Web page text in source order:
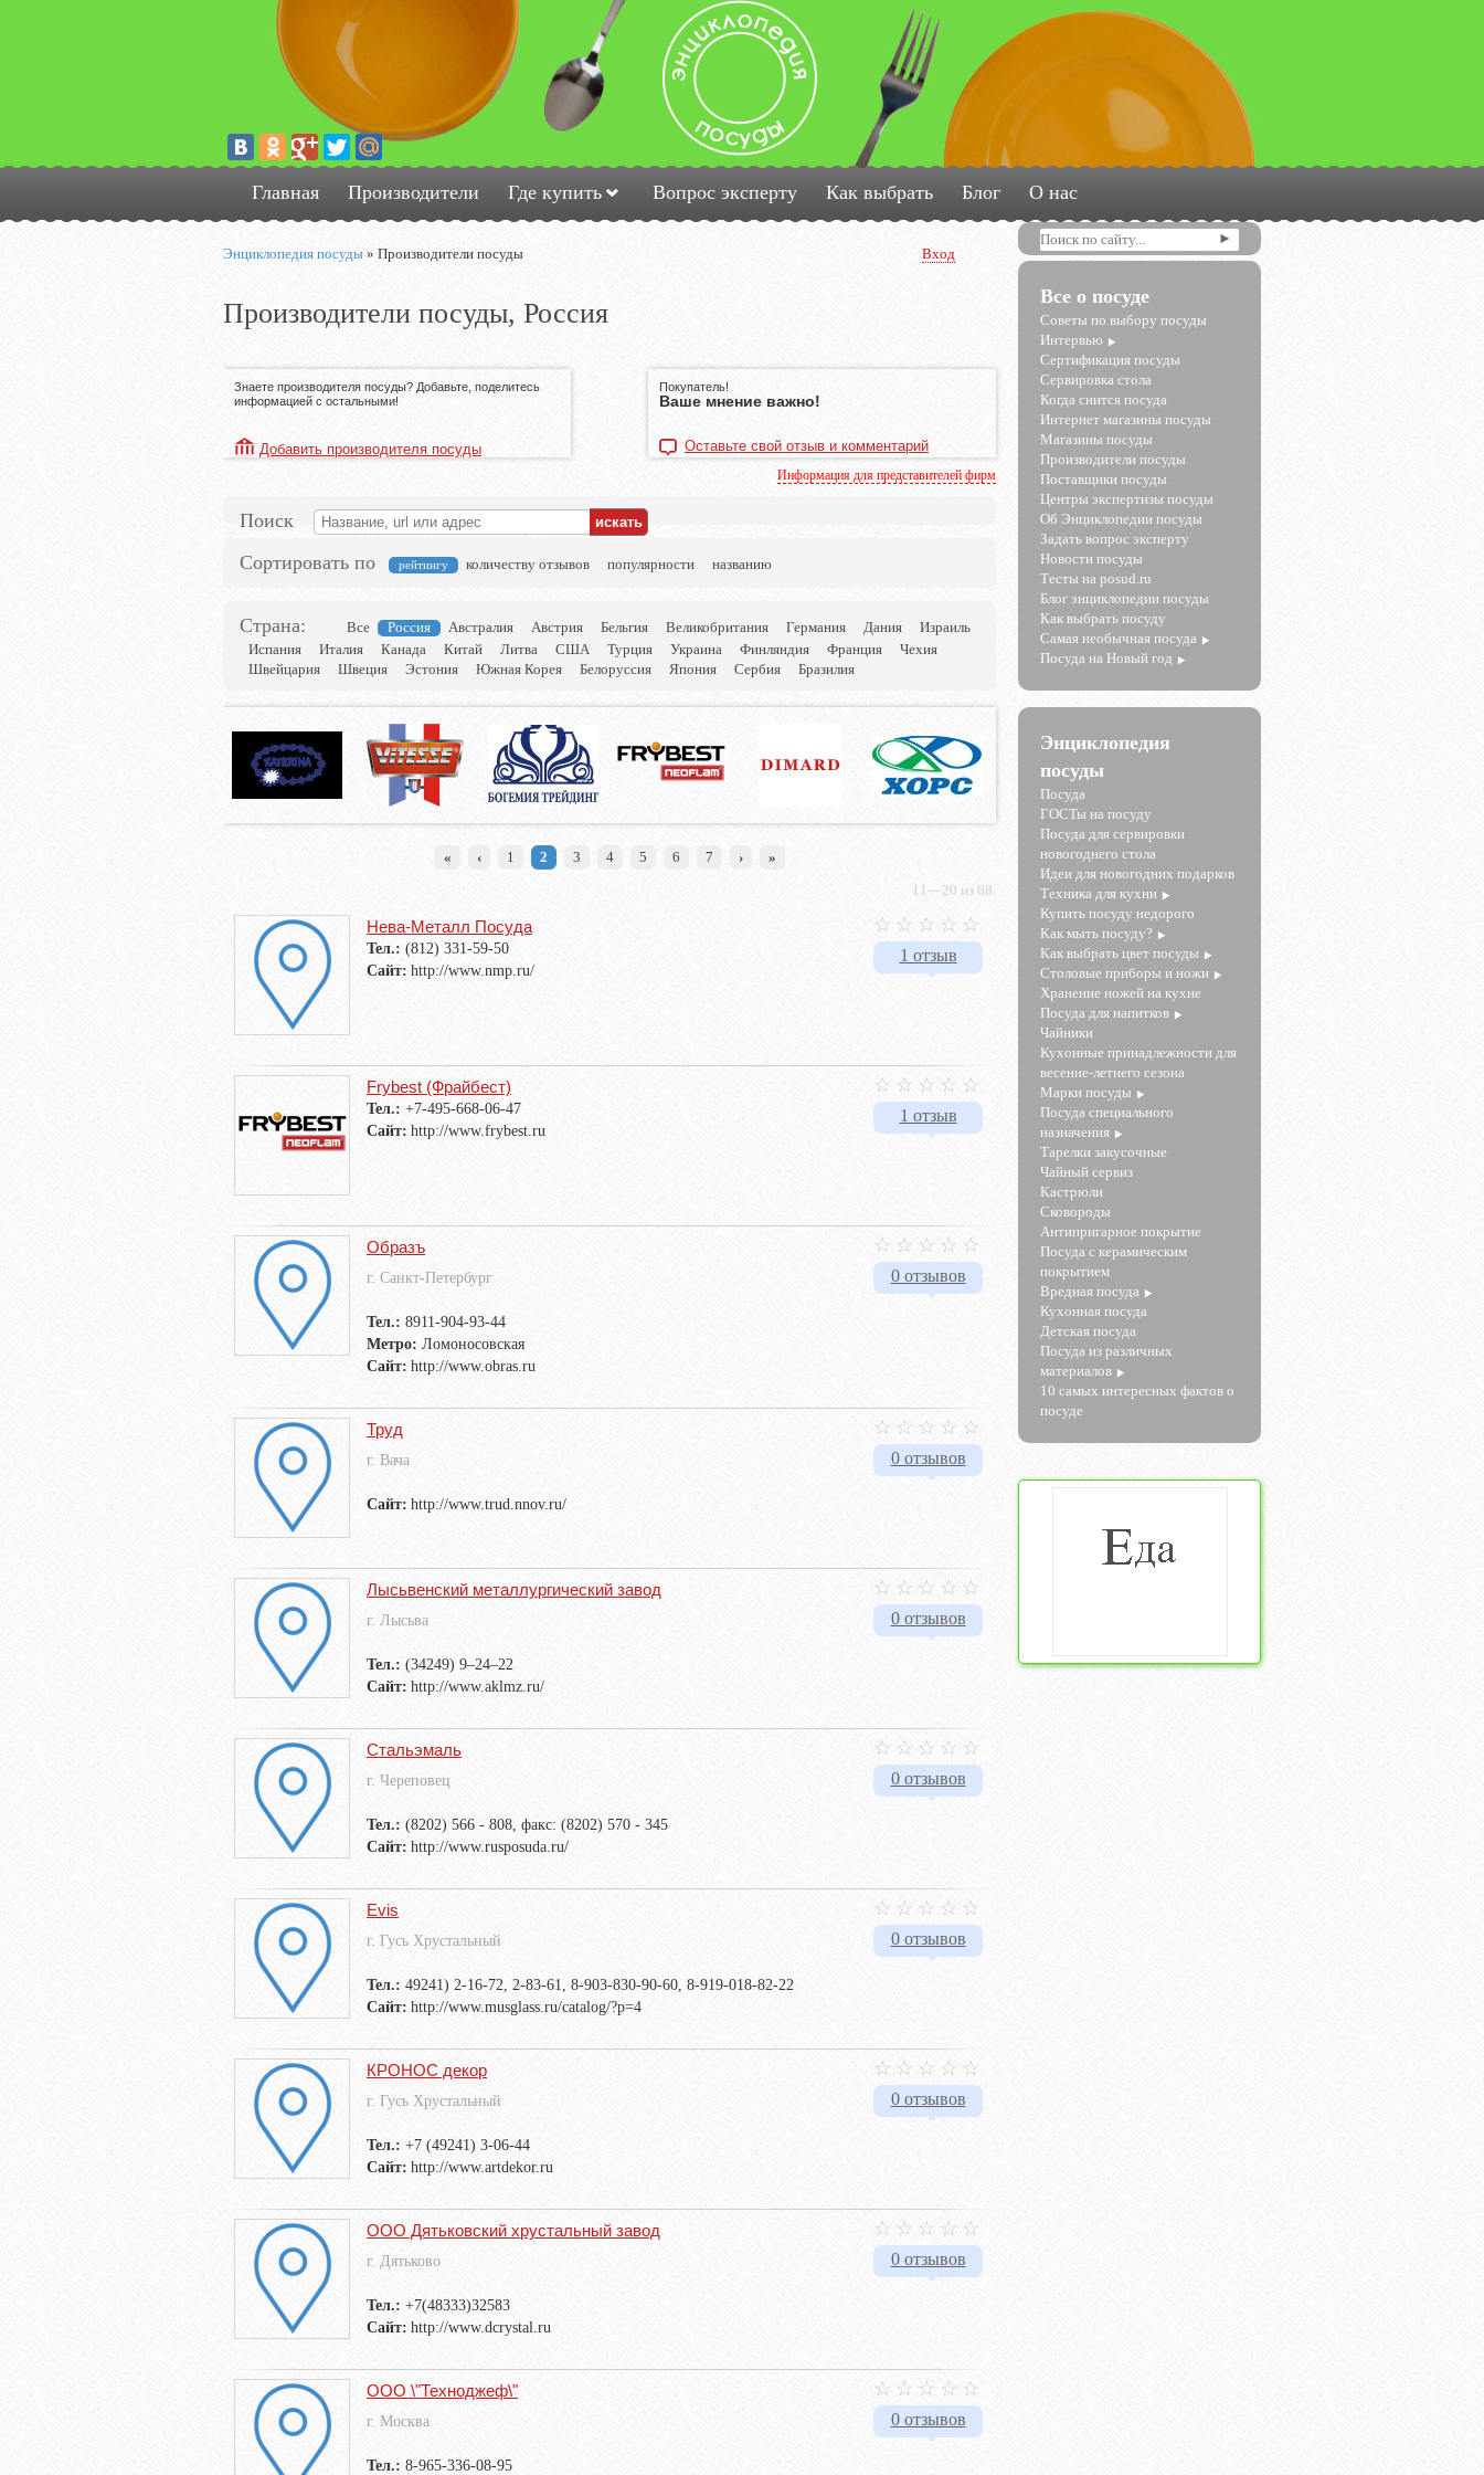
Главная Производители Где купить Вопрос эксперту Как выбрать Блог О нас
Энциклопедия посуды » Производители посуды Вход
Производители посуды, Россия
Знаете производителя посуды? Добавьте, поделитесь
информацией с остальными!
Добавить производителя посуды
Покупатель!
Ваше мнение важно!
Оставьте свой отзыв и комментарий
Информация для представителей фирм
Поиск
Сортировать по
рейтингу количеству отзывов популярности названию
Страна: Все Россия Австралия Австрия Бельгия Великобритания Германия Дания
Израиль
Испания
Италия Канада Китай Литва США Турция Украина Финляндия Франция
Чехия
Швейцария
Швеция Эстония Южная Корея Белоруссия Япония Сербия Бразилия
« ‹ 1 2 3 4 5 6 7 ›
»
11—20 из 68.
1 отзыв
Нева-Металл Посуда
Тел.: (812) 331-59-50
Сайт: http://www.nmp.ru/
1 отзыв
Frybest (Фрайбест)
Тел.: +7-495-668-06-47
Сайт: http://www.frybest.ru
0 отзывов
Образъ
г. Санкт-Петербург
Тел.: 8911-904-93-44
Метро: Ломоносовская
Сайт: http://www.obras.ru
0 отзывов
Труд
г. Вача
Сайт: http://www.trud.nnov.ru/
0 отзывов
Лысьвенский металлургический завод
г. Лысьва
Тел.: (34249) 9–24–22
Сайт: http://www.aklmz.ru/
0 отзывов
Стальэмаль
г. Череповец
Тел.: (8202) 566 - 808, факс: (8202) 570 - 345
Сайт: http://www.rusposuda.ru/
0 отзывов
Evis
г. Гусь Хрустальный
Тел.: 49241) 2-16-72, 2-83-61, 8-903-830-90-60, 8-919-018-82-22
Сайт: http://www.musglass.ru/catalog/?p=4
0 отзывов
КРОНОС декор
г. Гусь Хрустальный
Тел.: +7 (49241) 3-06-44
Сайт: http://www.artdekor.ru
0 отзывов
ООО Дятьковский хрустальный завод
г. Дятьково
Тел.: +7(48333)32583
Сайт: http://www.dcrystal.ru
0 отзывов
ООО \"Техноджеф\"
г. Москва
Тел.: 8-965-336-08-95
Все о посуде
Советы по выбору посуды
Интервью
Сертификация посуды
Сервировка стола
Когда снится посуда
Интернет магазины посуды
Магазины посуды
Производители посуды
Поставщики посуды
Центры экспертизы посуды
Об Энциклопедии посуды
Задать вопрос эксперту
Новости посуды
Тесты на posud.ru
Блог энциклопедии посуды
Как выбрать посуду
Самая необычная посуда
Посуда на Новый год
Энциклопедия
посуды
Посуда
ГОСТы на посуду
Посуда для сервировки
новогоднего стола
Идеи для новогодних подарков
Техника для кухни
Купить посуду недорого
Как мыть посуду?
Как выбрать цвет посуды
Столовые приборы и ножи
Хранение ножей на кухне
Посуда для напитков
Чайники
Кухонные принадлежности для
весенне-летнего сезона
Марки посуды
Посуда специального
назначения
Тарелки закусочные
Чайный сервиз
Кастрюли
Сковороды
Антипригарное покрытие
Посуда с керамическим
покрытием
Вредная посуда
Кухонная посуда
Детская посуда
Посуда из различных
материалов
10 самых интересных фактов о
посуде